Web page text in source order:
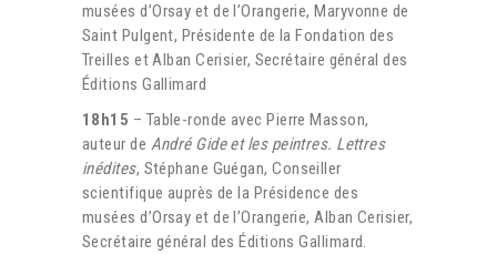
musées d’Orsay et de l’Orangerie, Maryvonne de
Saint Pulgent, Présidente de la Fondation des
Treilles et Alban Cerisier, Secrétaire général des
Éditions Gallimard
18h15 – Table-ronde avec Pierre Masson,
auteur de André Gide et les peintres. Lettres
inédites, Stéphane Guégan, Conseiller
scientifique auprès de la Présidence des
musées d’Orsay et de l’Orangerie, Alban Cerisier,
Secrétaire général des Éditions Gallimard.